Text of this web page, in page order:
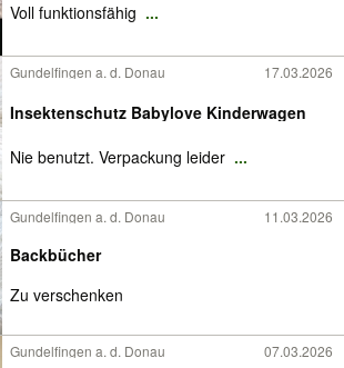
Voll funktionsfähig ...
Gundelfingen a. d. Donau 17.03.2026
Insektenschutz Babylove Kinderwagen
Nie benutzt. Verpackung leider ...
Gundelfingen a. d. Donau 11.03.2026
Backbücher
Zu verschenken
Gundelfingen a. d. Donau 07.03.2026